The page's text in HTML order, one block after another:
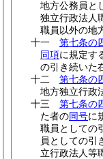
地方公務員と
独立行政法人
職員以外の地
十一
第七条の
同項に規定す
の引き続いた
十二
第七条の
地方独立行政
十三
第七条の
た者の同号に
職員としての
員としての引
立行政法人等